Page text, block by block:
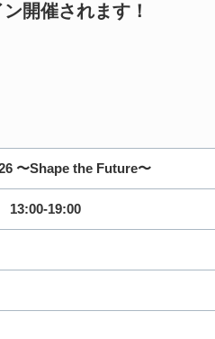
開催されます！
〜Shape the Future〜
13:00-19:00